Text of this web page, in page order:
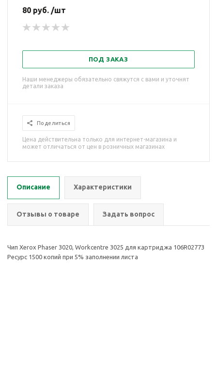
80 руб. /шт
ПОД ЗАКАЗ
Наши менеджеры обязательно свяжутся с вами и уточнят
детали заказа
Поделиться
Цена действительна только для интернет-магазина и
может отличаться от цен в розничных магазинах
Описание Характеристики
Отзывы о товаре Задать вопрос
Чип Xerox Phaser 3020, Workcentre 3025 для картриджа 106R02773
Ресурс 1500 копий при 5% заполнении листа